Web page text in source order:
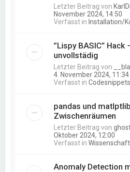
Letzter Beitrag von
November 2024, 14:50
Verfasst in Installation/
”Lispy BASIC”
unvollstädig
Letzter Beitrag von
4. November 2024, 11:34
Verfasst inCodesnippets
pandas und
Zwischenräumen
Letzter Beitrag von
Oktober 2024, 12:00
Verfasst in
Anomaly Detection